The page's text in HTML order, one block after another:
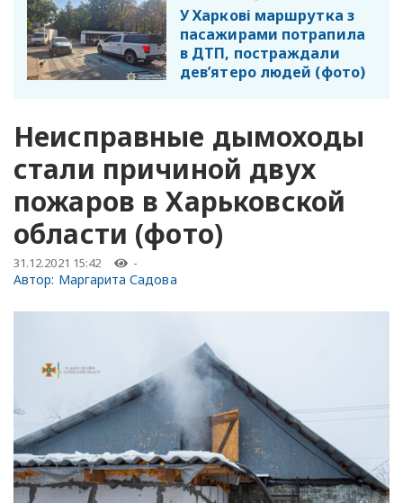
У Харкові маршрутка з
пасажирами потрапила
в ДТП, постраждали
дев’ятеро людей (фото)
Неисправные дымоходы
стали причиной двух
пожаров в Харьковской
области (фото)
31.12.2021 15:42 -
Автор: Маргарита Садова